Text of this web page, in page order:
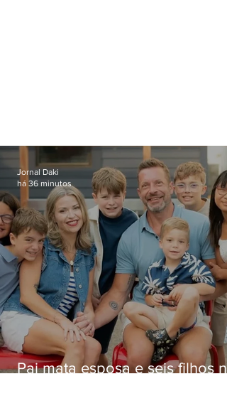
Pai mata esposa e seis filhos
Jornal Daki
há 36 minutos